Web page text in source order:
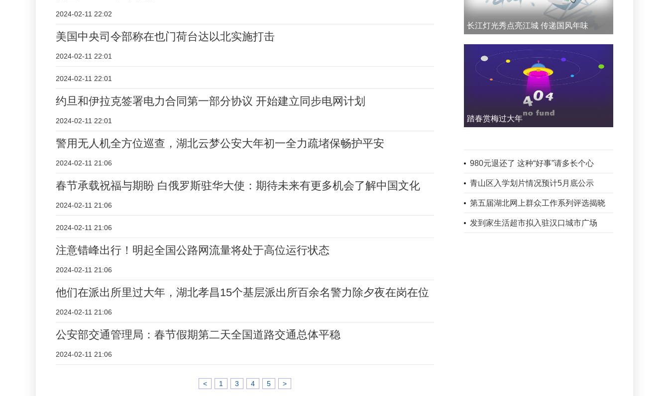
2024-02-11 22:02
美国中央司令部称在也门荷台达以北实施打击
2024-02-11 22:01
2024-02-11 22:01
约旦和伊拉克签署电力合同第一部分协议 开始建立同步电网计划
2024-02-11 22:01
警用无人机全方位巡查，湖北云梦公安大年初一全力疏堵保畅护平安
2024-02-11 21:06
春节承载祝福与期盼 白俄罗斯驻华大使：期待未来有更多机会了解中国文化
2024-02-11 21:06
2024-02-11 21:06
注意错峰出行！明起全国公路网流量将处于高位运行状态
2024-02-11 21:06
他们在派出所里过大年，湖北孝昌15个基层派出所百余名警力除夕夜在岗在位
2024-02-11 21:06
公安部交通管理局：春节假期第二天全国道路交通总体平稳
2024-02-11 21:06
< 1 3 4 5 >
长江灯光秀点亮江城 传递国风年味
踏春赏梅过大年
980元退还了 这种“好事”请多长个心
青山区入学划片情况预计5月底公示
第五届湖北网上群众工作系列评选揭晓
发到家生活超市拟入驻汉口城市广场